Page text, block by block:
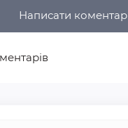
Написати коментар